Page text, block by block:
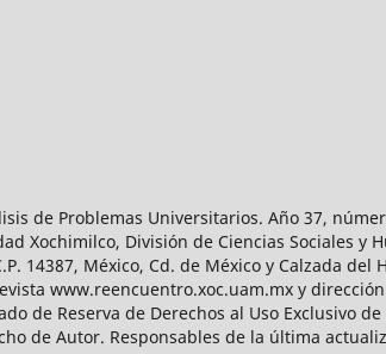
de Problemas Universitarios. Año 37,
Xochimilco, División de Ciencias Sociales y
14387, México, Cd. de México y Calzada
www.reencuentro.xoc.uam.mx y
de Reserva de Derechos al Uso Exclusivo
de Autor. Responsables de la última